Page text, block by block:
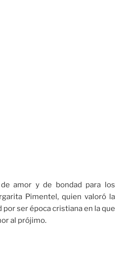
amor y de bondad para los
Pimentel, quien valoró la
ser época cristiana en la que
al prójimo.